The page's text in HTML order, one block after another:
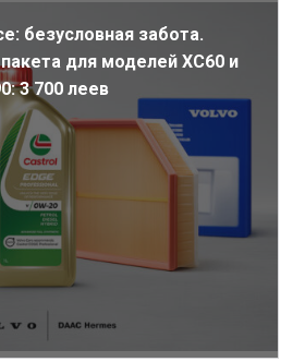
безусловная забота.
для моделей XC60 и
3 700 леев